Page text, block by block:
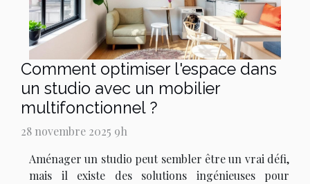
Comment optimiser l'espace dans
un studio avec un mobilier
multifonctionnel ?
28 novembre 2025 9h
Aménager un studio peut sembler être un vrai défi,
mais il existe des solutions ingénieuses pour